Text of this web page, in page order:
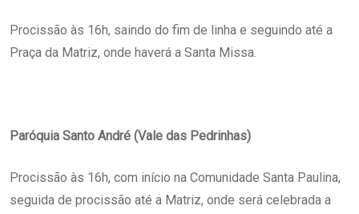
Procissão às 16h, saindo do fim de linha e seguindo até a
Praça da Matriz, onde haverá a Santa Missa.
Paróquia Santo André (Vale das Pedrinhas)
Procissão às 16h, com início na Comunidade Santa Paulina,
seguida de procissão até a Matriz, onde será celebrada a